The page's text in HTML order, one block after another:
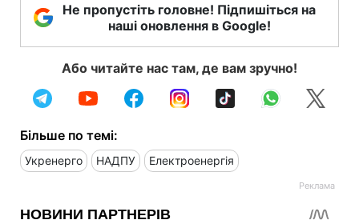
Не пропустіть головне! Підпишіться на
наші оновлення в Google!
Або читайте нас там, де вам зручно!
Більше по темі:
Укренерго НАДПУ Електроенергія